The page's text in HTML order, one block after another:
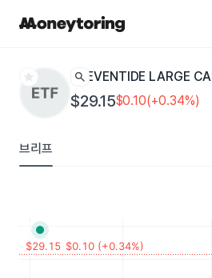
star search EVENTIDE LARGE
$29.15$0.10(+0.34%)
브리프